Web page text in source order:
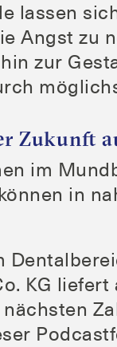
las­sen
Angst zu
zur
Zukunft
im
in
KG